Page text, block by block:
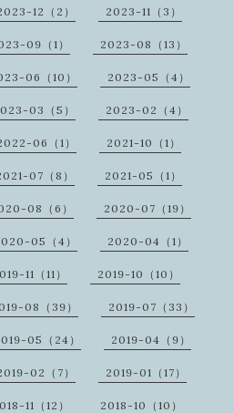
12（2） 2023-11（3）
09（1） 2023-08（13）
06（10） 2023-05（4）
03（5） 2023-02（4）
06（1） 2021-10（1）
07（8） 2021-05（1）
08（6） 2020-07（19）
05（4） 2020-04（1）
11（11） 2019-10（10）
08（39） 2019-07（33）
05（24） 2019-04（9）
02（7） 2019-01（17）
11（12） 2018-10（10）